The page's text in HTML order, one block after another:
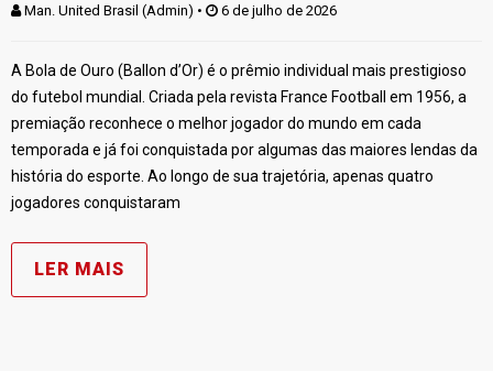
Man. United Brasil (Admin) • 6 de julho de 2026
A Bola de Ouro (Ballon d’Or) é o prêmio individual mais prestigioso
do futebol mundial. Criada pela revista France Football em 1956, a
premiação reconhece o melhor jogador do mundo em cada
temporada e já foi conquistada por algumas das maiores lendas da
história do esporte. Ao longo de sua trajetória, apenas quatro
jogadores conquistaram
LER MAIS